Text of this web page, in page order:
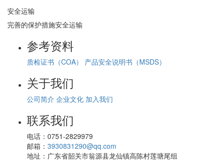
安全运输
完善的保护措施安全运输
参考资料
质检证书（COA） 产品安全说明书（MSDS）
关于我们
公司简介 企业文化 加入我们
联系我们
电话： 0751-2829979
邮箱： 3930831290@qq.com
地址： 广东省韶关市翁源县龙仙镇高陈村莲塘尾组